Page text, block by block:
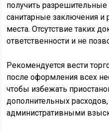
получить
санитарные заключения и
места. Отсутствие таких
ответственности и не
Рекомендуется вести
после оформления всех
чтобы избежать
дополнительных
административными